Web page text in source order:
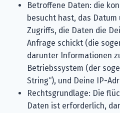
Betroffene Daten: die
besucht hast, das
Zugriffs, die Daten die
Anfrage schickt (die
darunter Informationen
Betriebssystem (der
String“), und Deine IP-
Rechtsgrundlage: Die
Daten ist erforderlich,